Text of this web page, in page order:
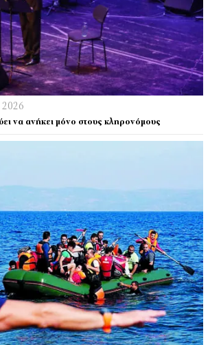
2026
να ανήκει μόνο στους κληρονόμους